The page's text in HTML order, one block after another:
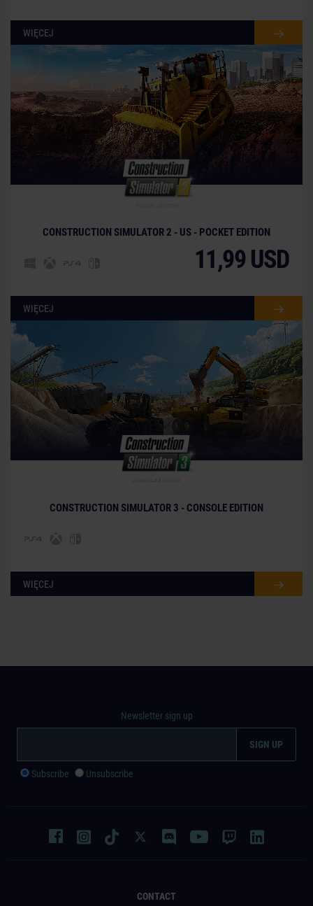
WIĘCEJ
CONSTRUCTION SIMULATOR 2 - US - POCKET EDITION
11,99 USD
WIĘCEJ
© [Translate to Polish:]
CONSTRUCTION SIMULATOR 3 - CONSOLE EDITION
WIĘCEJ
CONTACT
Newsletter sign up
Subscribe Unsubscribe